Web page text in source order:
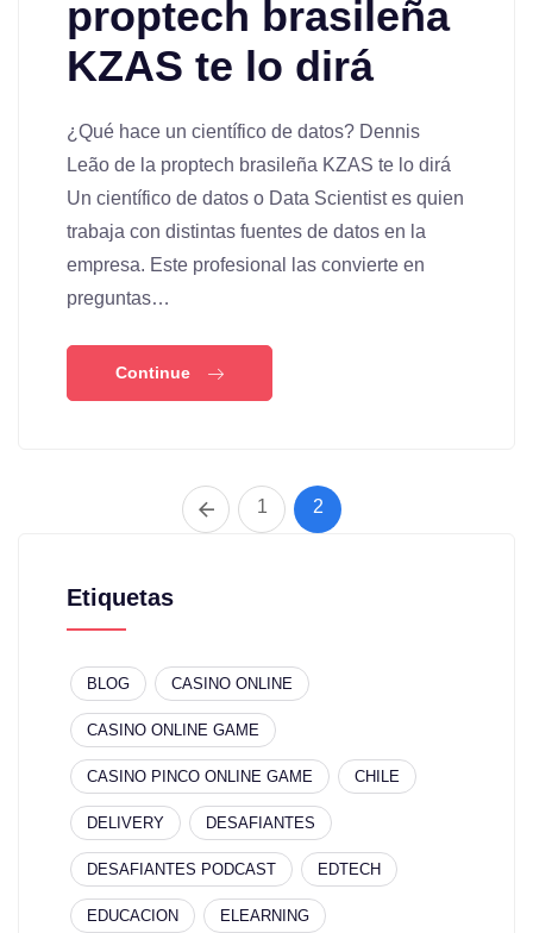
proptech brasileña
KZAS te lo dirá
¿Qué hace un científico de datos? Dennis
Leão de la proptech brasileña KZAS te lo dirá
Un científico de datos o Data Scientist es quien
trabaja con distintas fuentes de datos en la
empresa. Este profesional las convierte en
preguntas…
Continue
1 2
Etiquetas
BLOG CASINO ONLINE
CASINO ONLINE GAME
CASINO PINCO ONLINE GAME CHILE
DELIVERY DESAFIANTES
DESAFIANTES PODCAST EDTECH
EDUCACION ELEARNING